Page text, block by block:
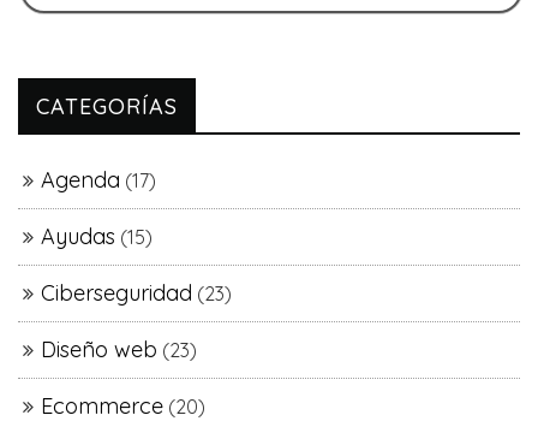
CATEGORÍAS
Agenda (17)
Ayudas (15)
Ciberseguridad (23)
Diseño web (23)
Ecommerce (20)